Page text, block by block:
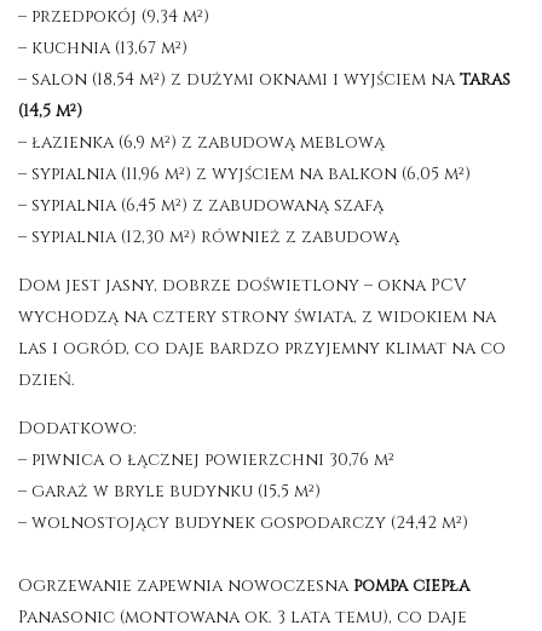
– przedpokój (9,34 m²)
– kuchnia (13,67 m²)
– salon (18,54 m²) z dużymi oknami i wyjściem na taras
(14,5 m²)
– łazienka (6,9 m²) z zabudową meblową
– sypialnia (11,96 m²) z wyjściem na balkon (6,05 m²)
– sypialnia (6,45 m²) z zabudowaną szafą
– sypialnia (12,30 m²) również z zabudową
Dom jest jasny, dobrze doświetlony – okna PCV
wychodzą na cztery strony świata, z widokiem na
las i ogród, co daje bardzo przyjemny klimat na co
dzień.
Dodatkowo:
– piwnica o łącznej powierzchni 30,76 m²
– garaż w bryle budynku (15,5 m²)
– wolnostojący budynek gospodarczy (24,42 m²)
Ogrzewanie zapewnia nowoczesna pompa ciepła
Panasonic (montowana ok. 3 lata temu), co daje